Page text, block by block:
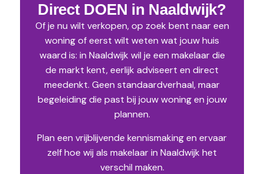
Direct DOEN in Naaldwijk?
Of je nu wilt verkopen, op zoek bent naar een
woning of eerst wilt weten wat jouw huis
waard is: in Naaldwijk wil je een makelaar die
de markt kent, eerlijk adviseert en direct
meedenkt. Geen standaardverhaal, maar
begeleiding die past bij jouw woning en jouw
plannen.
Plan een vrijblijvende kennismaking en ervaar
zelf hoe wij als makelaar in Naaldwijk het
verschil maken.